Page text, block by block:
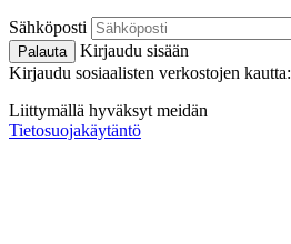
Sähköposti
Palauta
Kirjaudu sisään
Kirjaudu sosiaalisten verkostojen kautta:
Liittymällä hyväksyt meidän
Tietosuojakäytäntö